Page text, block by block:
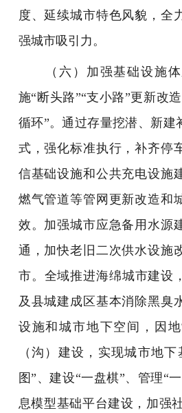
度、延续城市特色风貌，全
强城市吸引力。
（六）加强基础设施体
施“断头路”“支小路”更新改
循环”。通过存量挖潜、新建
式，强化标准执行，补齐停
信基础设施和公共充电设施
燃气管道等管网更新改造和
效。加强城市应急备用水源
通，加快老旧二次供水设施
市。全域推进海绵城市建设
及县城建成区基本消除黑臭
设施和城市地下空间，因
（沟）建设，实现城市地
图”、建设“一盘棋”、管理“
息模型基础平台建设，加强